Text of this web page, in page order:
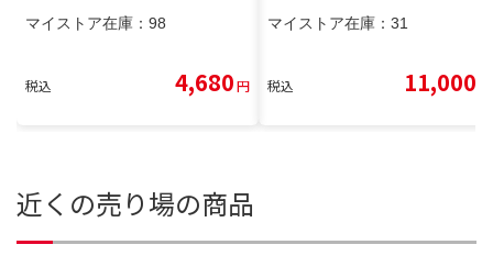
マイストア在庫： 98
税込 4,680円
マイストア在庫： 31
税込 11,000
近くの売り場の商品